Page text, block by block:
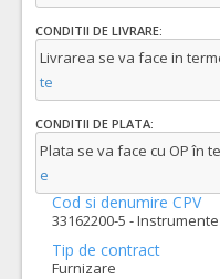
CONDITII DE LIVRARE:
Livrarea se va face in
te
CONDITII DE PLATA:
Plata se va face cu OP în
e
Cod si denumire CPV
33162200-5 -
Tip de contract
Furnizare